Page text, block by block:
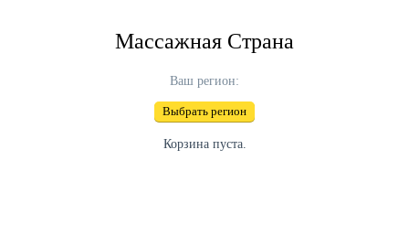
Массажная Страна
Ваш регион:
Выбрать регион
Корзина пуста.